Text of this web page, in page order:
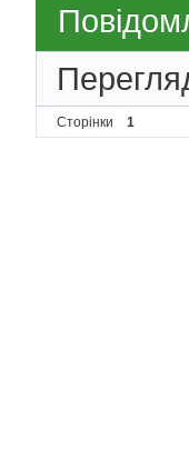
Сторінки 1